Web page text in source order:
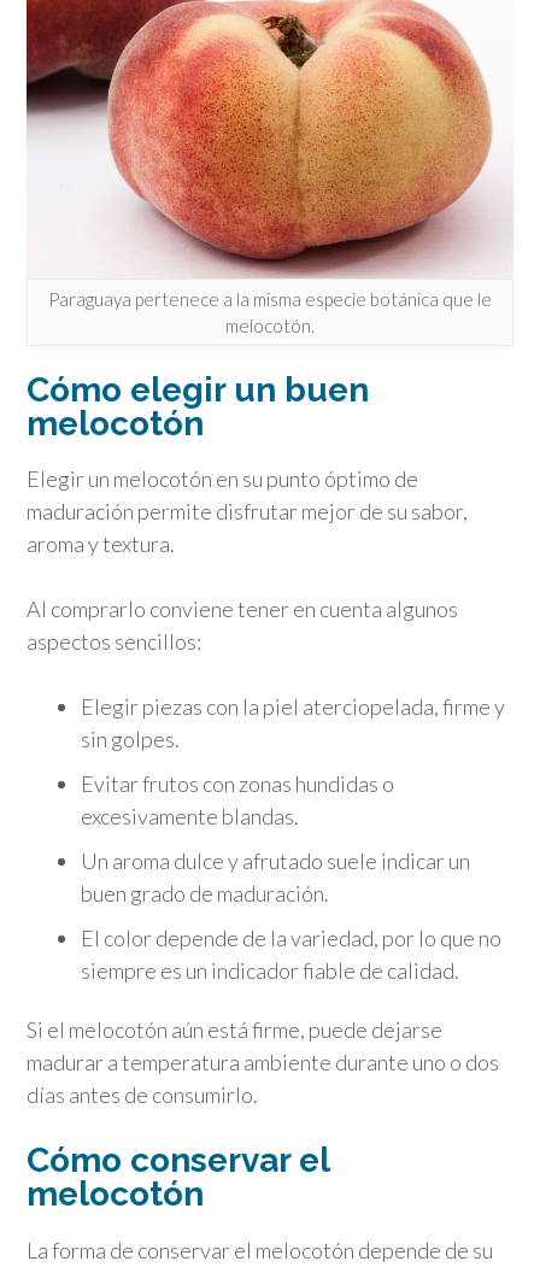
Paraguaya pertenece a la misma especie botánica que le
melocotón.
Cómo elegir un buen
melocotón
Elegir un melocotón en su punto óptimo de
maduración permite disfrutar mejor de su sabor,
aroma y textura.
Al comprarlo conviene tener en cuenta algunos
aspectos sencillos:
Elegir piezas con la piel aterciopelada, firme y
sin golpes.
Evitar frutos con zonas hundidas o
excesivamente blandas.
Un aroma dulce y afrutado suele indicar un
buen grado de maduración.
El color depende de la variedad, por lo que no
siempre es un indicador fiable de calidad.
Si el melocotón aún está firme, puede dejarse
madurar a temperatura ambiente durante uno o dos
días antes de consumirlo.
Cómo conservar el
melocotón
La forma de conservar el melocotón depende de su